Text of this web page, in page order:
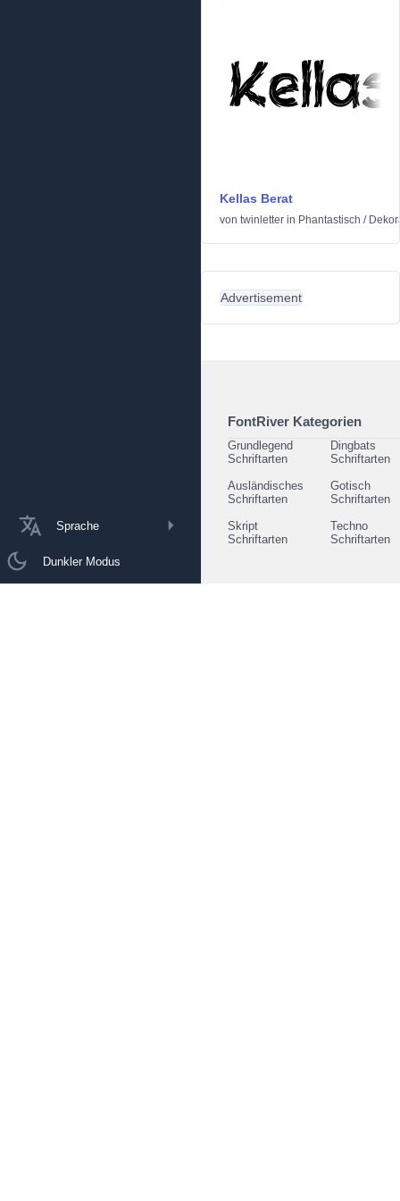
Sprache
Dunkler Modus
Kellas Berat
von twinletter in Phantastisch /
Advertisement
FontRiver Kategorien
Grundlegend
Schriftarten
Dingbats
Schriftarten
Ausländisches
Schriftarten
Gotisch
Schriftarten
Skript
Schriftarten
Techno
Schriftarten